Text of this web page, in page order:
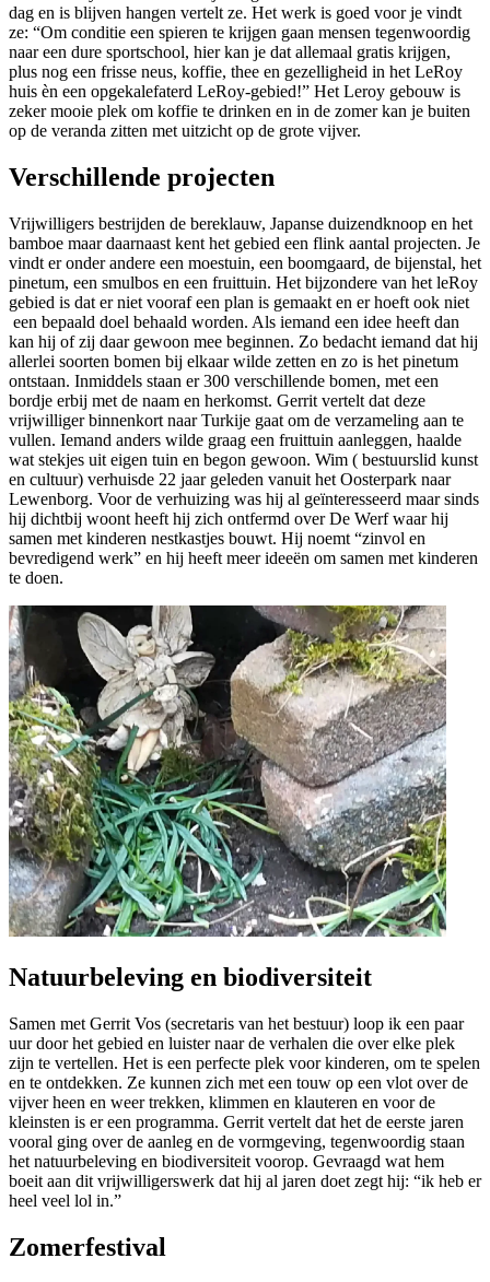
dag en is blijven hangen vertelt ze. Het werk is goed voor je vindt
ze: “Om conditie een spieren te krijgen gaan mensen tegenwoordig
naar een dure sportschool, hier kan je dat allemaal gratis krijgen,
plus nog een frisse neus, koffie, thee en gezelligheid in het LeRoy
huis èn een opgekalefaterd LeRoy-gebied!” Het Leroy gebouw is
zeker mooie plek om koffie te drinken en in de zomer kan je buiten
op de veranda zitten met uitzicht op de grote vijver.
Verschillende projecten
Vrijwilligers bestrijden de bereklauw, Japanse duizendknoop en het
bamboe maar daarnaast kent het gebied een flink aantal projecten. Je
vindt er onder andere een moestuin, een boomgaard, de bijenstal, het
pinetum, een smulbos en een fruittuin. Het bijzondere van het leRoy
gebied is dat er niet vooraf een plan is gemaakt en er hoeft ook niet
een bepaald doel behaald worden. Als iemand een idee heeft dan
kan hij of zij daar gewoon mee beginnen. Zo bedacht iemand dat hij
allerlei soorten bomen bij elkaar wilde zetten en zo is het pinetum
ontstaan. Inmiddels staan er 300 verschillende bomen, met een
bordje erbij met de naam en herkomst. Gerrit vertelt dat deze
vrijwilliger binnenkort naar Turkije gaat om de verzameling aan te
vullen. Iemand anders wilde graag een fruittuin aanleggen, haalde
wat stekjes uit eigen tuin en begon gewoon. Wim ( bestuurslid kunst
en cultuur) verhuisde 22 jaar geleden vanuit het Oosterpark naar
Lewenborg. Voor de verhuizing was hij al geïnteresseerd maar sinds
hij dichtbij woont heeft hij zich ontfermd over De Werf waar hij
samen met kinderen nestkastjes bouwt. Hij noemt “zinvol en
bevredigend werk” en hij heeft meer ideeën om samen met kinderen
te doen.
Natuurbeleving en biodiversiteit
Samen met Gerrit Vos (secretaris van het bestuur) loop ik een paar
uur door het gebied en luister naar de verhalen die over elke plek
zijn te vertellen. Het is een perfecte plek voor kinderen, om te spelen
en te ontdekken. Ze kunnen zich met een touw op een vlot over de
vijver heen en weer trekken, klimmen en klauteren en voor de
kleinsten is er een programma. Gerrit vertelt dat het de eerste jaren
vooral ging over de aanleg en de vormgeving, tegenwoordig staan
het natuurbeleving en biodiversiteit voorop. Gevraagd wat hem
boeit aan dit vrijwilligerswerk dat hij al jaren doet zegt hij: “ik heb er
heel veel lol in.”
Zomerfestival